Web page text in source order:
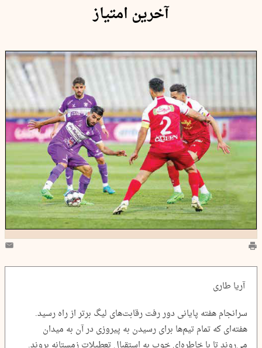
آخرین امتیاز
آریا طاری
سرانجام هفته پایانی دور رفت رقابت‌های لیگ برتر از راه رسید.
هفته‌ای که تمام تیم‌ها برای رسیدن به پیروزی در آن به میدان